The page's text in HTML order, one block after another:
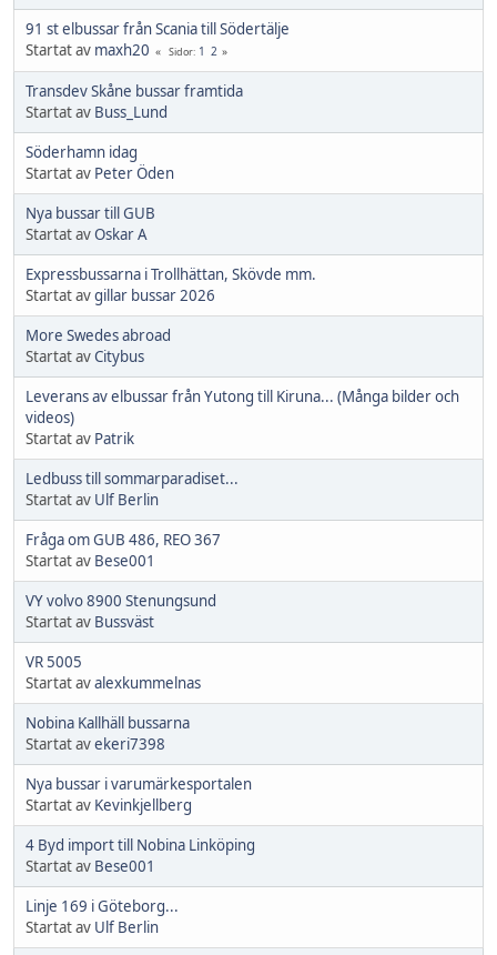
91 st elbussar från Scania till Södertälje
Startat av maxh20 Sidor 1 2
Transdev Skåne bussar framtida
Startat av Buss_Lund
Söderhamn idag
Startat av Peter Öden
Nya bussar till GUB
Startat avOskar A
Expressbussarna i Trollhättan, Skövde mm.
Startat avgillar bussar 2026
More Swedes abroad
Startat avCitybus
Leverans av elbussar från Yutong till Kiruna... (Många bilder och
videos)
Startat av Patrik
Ledbuss till sommarparadiset...
Startat av Ulf Berlin
Fråga om GUB 486, REO 367
Startat av Bese001
VY volvo 8900 Stenungsund
Startat av Bussväst
VR 5005
Startat avalexkummelnas
Nobina Kallhäll bussarna
Startat avekeri7398
Nya bussar i varumärkesportalen
Startat av Kevinkjellberg
4 Byd import till Nobina Linköping
Startat av Bese001
Linje 169 i Göteborg...
Startat av Ulf Berlin